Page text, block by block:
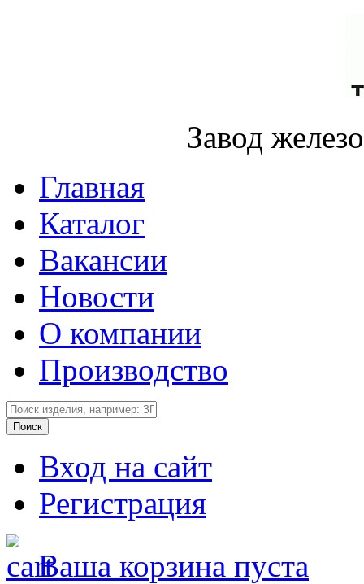
Завод
Главная
Каталог
Вакансии
Новости
О компании
Производство
Вход на сайт
Регистрация
Ваша корзина пуста